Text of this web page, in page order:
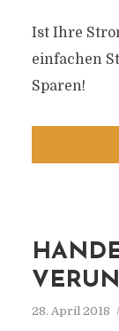
Ist Ihre
einfachen
Sparen!
28. April 2018